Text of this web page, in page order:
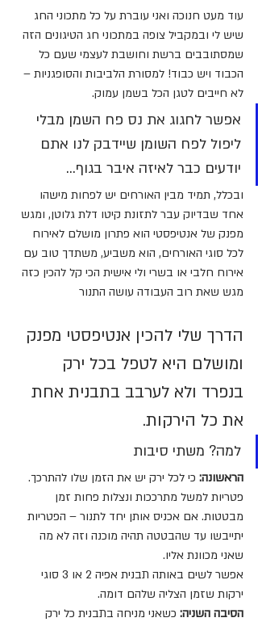
עוד מעט חנוכה ואני עוברת על כל מתכוני החג
שיש לי ובמקביל צופה במתכוני חג הטיגונים הזה
שמסתובבים ברשת וחושבת לעצמי שעם כל
הכבוד ויש כבוד! למסורת הלביבות והסופגניות –
לא חייבים לטגן הכל בשמן עמוק.
אפשר לחגוג את נס פח השמן מבלי
ליפול לפח השומן שיידבק לנו אתם
יודעים כבר לאיזה איבר בגוף...
ובכלל, תמיד מבין האורחים יש לפחות מישהו
אחד שבדיוק עבר לתזונת קיטו דלת גלוטן, ומגש
מפנק של אנטיפסטי הוא פתרון מושלם לאירוח
לכל סוגי האורחים, הוא משביע, משתדך טוב עם
אירוח חלבי או בשרי ולי אישית הכי קל להכין כזה
מגש שאת רוב העבודה עושה התנור
הדרך שלי להכין אנטיפסטי מפנק
ומושלם היא לטפל בכל ירק
בנפרד ולא לערבב בתבנית אחת
את כל הירקות.
למה? משתי סיבות
הראשונה: כי לכל ירק יש את הזמן שלו להתרכך.
פטריות למשל מתרככות ונצלות פחות זמן
מבטטות. אם אכניס אותן יחד לתנור – הפטריות
יתייבשו עד שהבטטה תהיה מוכנה וזה לא מה
שאני מכוונת אליו.
אפשר לשים באותה תבנית אפיה 2 או 3 סוגי
ירקות שזמן הצליה שלהם דומה.
הסיבה השניה: כשאני מניחה בתבנית כל ירק